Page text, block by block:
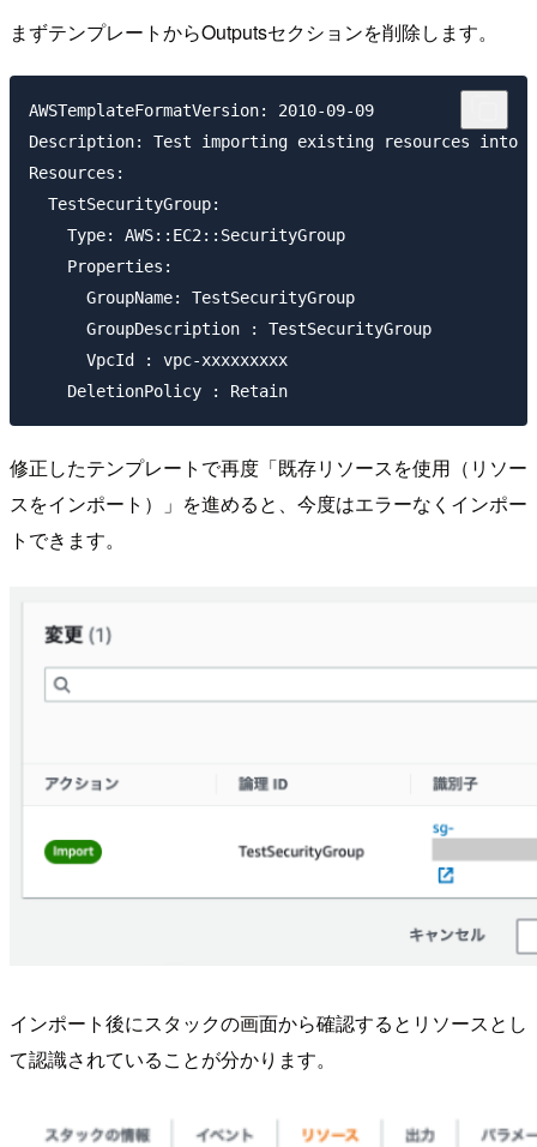
まずテンプレートからOutputsセクションを削除します。
AWSTemplateFormatVersion: 2010-09-09
Description: Test importing existing resources into
Resources:
  TestSecurityGroup:
    Type: AWS::EC2::SecurityGroup
    Properties:
      GroupName: TestSecurityGroup
      GroupDescription : TestSecurityGroup
      VpcId : vpc-xxxxxxxxx
修正したテンプレートで再度「既存リソースを使用（リソー
スをインポート）」を進めると、今度はエラーなくインポー
トできます。
インポート後にスタックの画面から確認するとリソースとし
て認識されていることが分かります。